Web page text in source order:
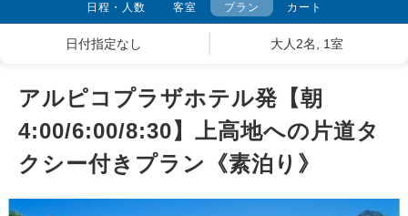
日程・人数 客室 プラン カート
日付指定なし 大人2名, 1室
アルピコプラザホテル発【朝
4:00/6:00/8:30】上高地への片道タ
クシー付きプラン《素泊り》